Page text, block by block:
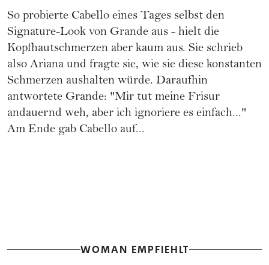
So probierte Cabello eines Tages selbst den
Signature-Look von Grande aus - hielt die
Kopfhautschmerzen aber kaum aus. Sie schrieb
also Ariana und fragte sie, wie sie diese konstanten
Schmerzen aushalten würde. Daraufhin
antwortete Grande: "Mir tut meine Frisur
andauernd weh, aber ich ignoriere es einfach..."
Am Ende gab Cabello auf...
WOMAN EMPFIEHLT